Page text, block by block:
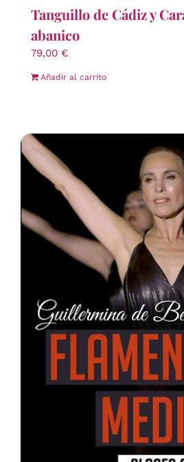
Tanguillo de Cádiz y
abanico
79,00 €
Añadir al carrito